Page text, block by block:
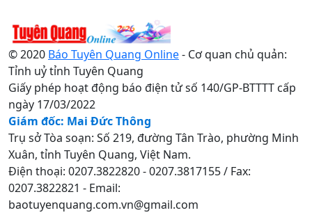
© 2020 Báo Tuyên Quang Online- Cơ quan chủ quản:
Tỉnh uỷ tỉnh Tuyên Quang
Giấy phép hoạt động báo điện tử số 140/GP-BTTTT cấp
ngày 17/03/2022
Giám đốc: Mai Đức Thông
Trụ sở Tòa soạn: Số 219, đường Tân Trào, phường Minh
Xuân, tỉnh Tuyên Quang, Việt Nam.
Điện thoại: 0207.3822820 - 0207.3817155 / Fax:
0207.3822821 - Email:
baotuyenquang.com.vn@gmail.com